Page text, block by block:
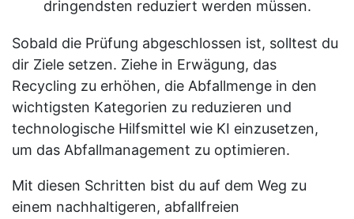
dringendsten reduziert werden müssen.
Sobald die Prüfung abgeschlossen ist, solltest du
dir Ziele setzen. Ziehe in Erwägung, das
Recycling zu erhöhen, die Abfallmenge in den
wichtigsten Kategorien zu reduzieren und
technologische Hilfsmittel wie KI einzusetzen,
um das Abfallmanagement zu optimieren.
Mit diesen Schritten bist du auf dem Weg zu
einem nachhaltigeren, abfallfreien